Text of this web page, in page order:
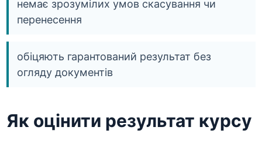
немає зрозумілих умов скасування чи
перенесення
обіцяють гарантований результат без
огляду документів
Як оцінити результат курсу